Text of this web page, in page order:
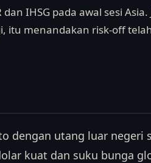
IHSG pada awal sesi Asia.
itu menandakan risk-off
dengan utang luar negeri
kuat dan suku bunga